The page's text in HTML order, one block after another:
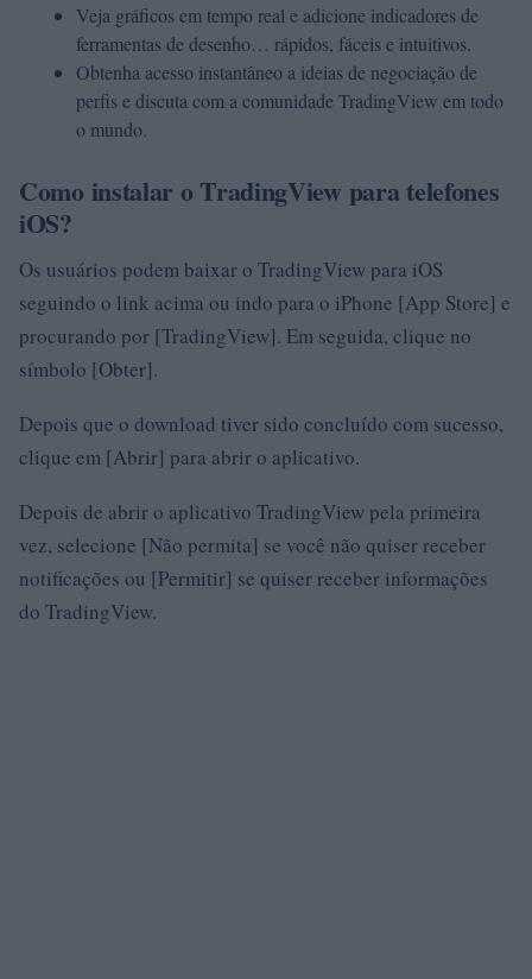
Veja gráficos em tempo real e adicione indicadores de
ferramentas de desenho… rápidos, fáceis e intuitivos.
Obtenha acesso instantâneo a ideias de negociação de
perfis e discuta com a comunidade TradingView em todo
o mundo.
Como instalar o TradingView para telefones
iOS?
Os usuários podem baixar o TradingView para iOS
seguindo o link acima ou indo para o iPhone [App Store] e
procurando por [TradingView]. Em seguida, clique no
símbolo [Obter].
Depois que o download tiver sido concluído com sucesso,
clique em [Abrir] para abrir o aplicativo.
Depois de abrir o aplicativo TradingView pela primeira
vez, selecione [Não permita] se você não quiser receber
notificações ou [Permitir] se quiser receber informações
do TradingView.